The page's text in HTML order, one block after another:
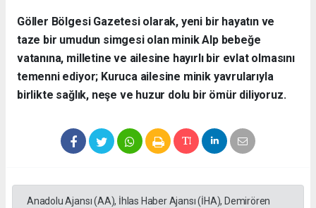
​Göller Bölgesi Gazetesi olarak, yeni bir hayatın ve
taze bir umudun simgesi olan minik Alp bebeğe
vatanına, milletine ve ailesine hayırlı bir evlat olmasını
temenni ediyor; Kuruca ailesine minik yavrularıyla
birlikte sağlık, neşe ve huzur dolu bir ömür diliyoruz.
Anadolu Ajansı (AA), İhlas Haber Ajansı (İHA), Demirören